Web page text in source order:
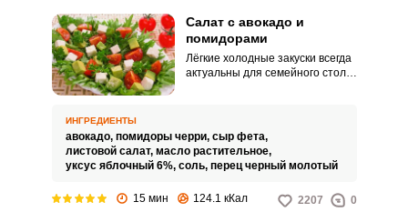
Салат с авокадо и
помидорами
Лёгкие холодные закуски всегда
актуальны для семейного стола.
лёгким приготовлением.
ИНГРЕДИЕНТЫ
авокадо, помидоры черри, сыр фета,
листовой салат, масло растительное,
уксус яблочный 6%, соль, перец черный молотый
15 мин 124.1 кКал 2207 0